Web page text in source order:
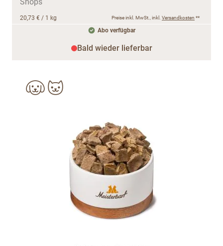
20,73 € / 1 kg Preise inkl. MwSt., inkl. Versandkosten **
Abo verfügbar
Bald wieder lieferbar